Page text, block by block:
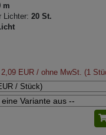
m
Lichter: 20 St.
2,09 EUR / ohne MwSt. (1